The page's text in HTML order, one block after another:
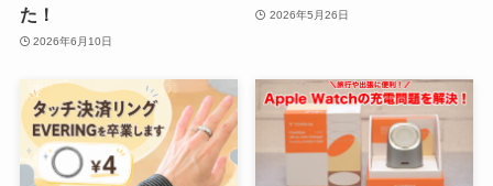
た！
2026年6月10日
2026年5月26日